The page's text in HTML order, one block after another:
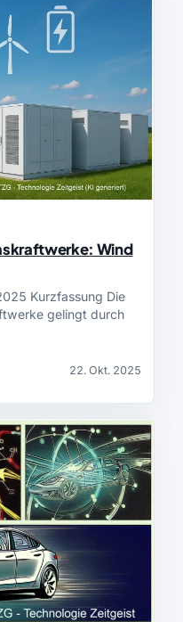
Wind
Kurzfassung Die
gelingt durch
22. Okt. 2025